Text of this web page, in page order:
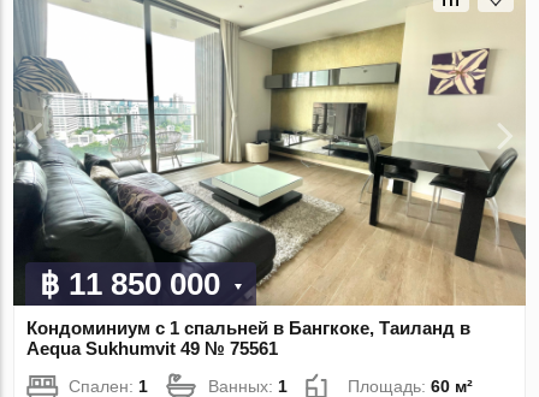
฿ 11 850 000
Кондоминиум с 1 спальней в Бангкоке, Таиланд в
Aequa Sukhumvit 49 № 75561
Спален: 1 Ванных: 1 Площадь:60 м²